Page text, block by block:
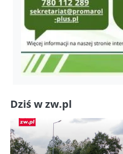
Dziś w zw.pl